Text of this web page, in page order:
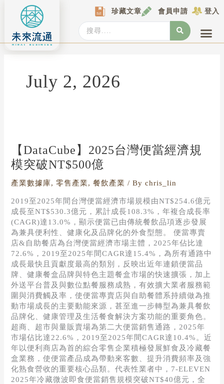
content
珍藏文章 會員申請 登入
Search
...
July 2, 2026
【DataCube】2025台灣便當經濟規
模突破NT$500億
產業數據庫,零售產業,餐飲產業 / Bychris_lin
2019至2025年間台灣便當經濟市場規模由NT$254.6億元
成長至NT$530.3億元，累計成長108.3%，年複合成長率
(CAGR)達13.0%，顯示便當已由傳統餐飲品項逐步發展
為兼具便利性、健康化及品牌化的外食型態。 便當專賣
店&自助餐店為台灣便當經濟市場主體，2025年佔比達
72.6%，2019至2025年間CAGR達15.4%，為所有通路中
成長最快且貢獻度最高的類別，反映出近年連鎖便當品
牌、健康餐盒品牌與特色主題餐盒市場的快速擴張，加上
外送平台普及與數位點餐服務成熟，有效擴大業者服務範
圍與消費觸及率，使便當專賣店與自助餐體系持續做為推
動市場成長的主要動能來源，甚至進一步轉型為兼具餐飲
品牌化、健康管理及生活餐食解決方案功能的重要角色。
超商、超市與量販賣場為第二大便當銷售通路，2025年
市場佔比達22.6%，2019至2025年間CAGR達10.4%。近
年以便利商店為首的綜合零售企業積極發展鮮食及冷藏餐
盒業務，使便當產品成為帶動來客數、提升消費頻率及強
化熟食營收的重要核心品類。代表性業者中，7-ELEVEN
2025年冷藏微波即食便當銷售規模突破NT$40億元，全
灣
便
當
經
濟
規
模
突
破
NT$500
億